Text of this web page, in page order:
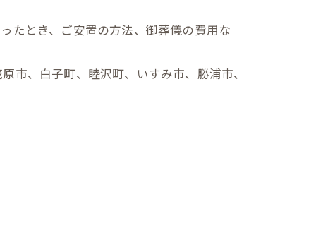
たとき、ご安置の方法、御葬儀の費用な
市、白子町、睦沢町、いすみ市、勝浦市、